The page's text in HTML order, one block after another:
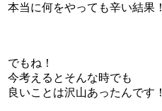
本当に何をやっても辛い結果！
でもね！
今考えるとそんな時でも
良いことは沢山あったんです！